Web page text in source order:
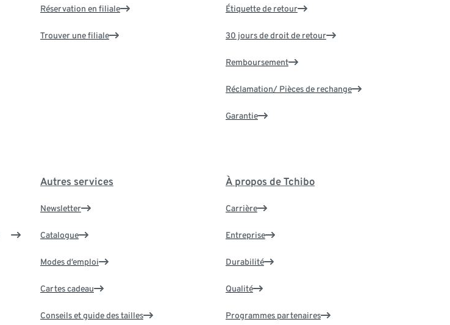
Réservation en filiale
Trouver une filiale
Étiquette de retour
30 jours de droit de retour
Remboursement
Réclamation/ Pièces de rechange
Garantie
Autres services
Newsletter
Catalogue
Modes d’emploi
Cartes cadeau
Conseils et guide des tailles
À propos de Tchibo
Carrière
Entreprise
Durabilité
Qualité
Programmes partenaires